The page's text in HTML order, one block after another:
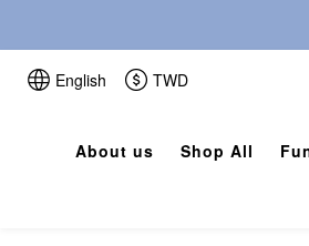
English TWD
About us Shop All